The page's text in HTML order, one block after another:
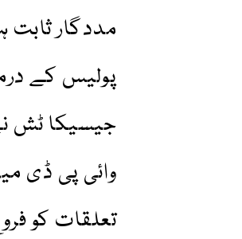
مددگار ثابت
پولیس کے
جیسیکا ٹش
وائی پی ڈی
تعلقات کو